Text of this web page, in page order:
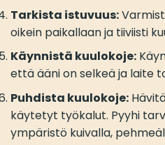
Tarkista istuvuus:
oikein paikallaan ja tiiviisti
Käynnistä kuulokoje:
että ääni on selkeä ja laite
Puhdista kuulokoje:
käytetyt työkalut. Pyyhi
ympäristö kuivalla,